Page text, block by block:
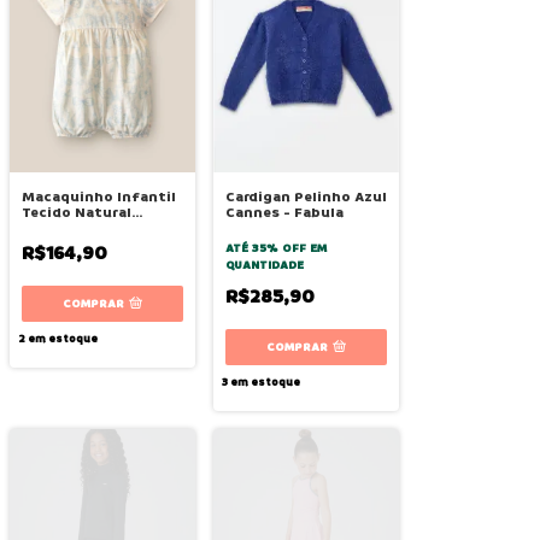
Macaquinho Infantil
Tecido Natural
Bugbee
R$164,90
COMPRAR
2em estoque
Cardigan Pelinho Azul
Cannes - Fabula
ATÉ 35% OFF EM
QUANTIDADE
R$285,90
COMPRAR
3em estoque